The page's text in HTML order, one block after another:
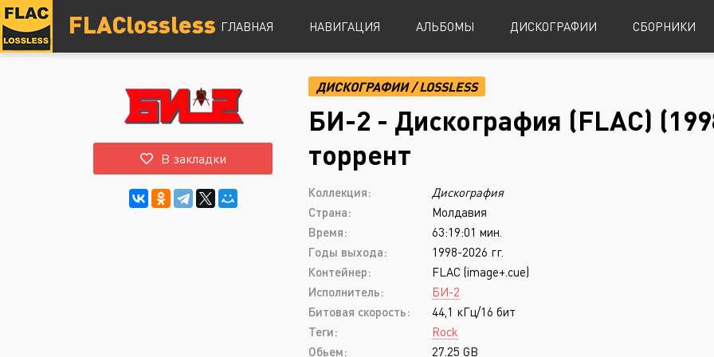
FLAClossless ГЛАВНАЯ НАВИГАЦИЯ
DSD
Hi-Res
Lossless
Vinyl
Alternative Rock
Indie Rock
Industrial Metal
Metalcore
Nu-Metal
Post-Hardcore
Punk Rock
Black Metal
Power Metal
Progressive Metal
АЛЬБОМЫ ДИСКОГРАФИИ СБОРНИКИ
В закладки
ДИСКОГРАФИИ/LOSSLESS
БИ-2 - Дискография (FLAC)
торрент
Коллекция:
Дискография
Страна:
Молдавия
Время:
63:19:01 мин.
Годы выхода:
1998-2026 гг.
Контейнер:
FLAC (image+.cue)
Исполнитель:
БИ-2
Битовая скорость:
44,1 кГц/16 бит
Теги:
Rock
Обьем:
27.25 GB